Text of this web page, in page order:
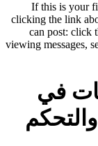
If this is your
clicking the link
can post: click
viewing messages,
في